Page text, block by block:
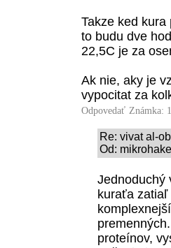
Takze ked
to budu dve
22,5C je za
Ak nie, aky je
vypocitat za
Odpovedať Známka:
Re: vivat al-
Od:
Jednoduchý
kuraťa zatiaľ
proteínov,